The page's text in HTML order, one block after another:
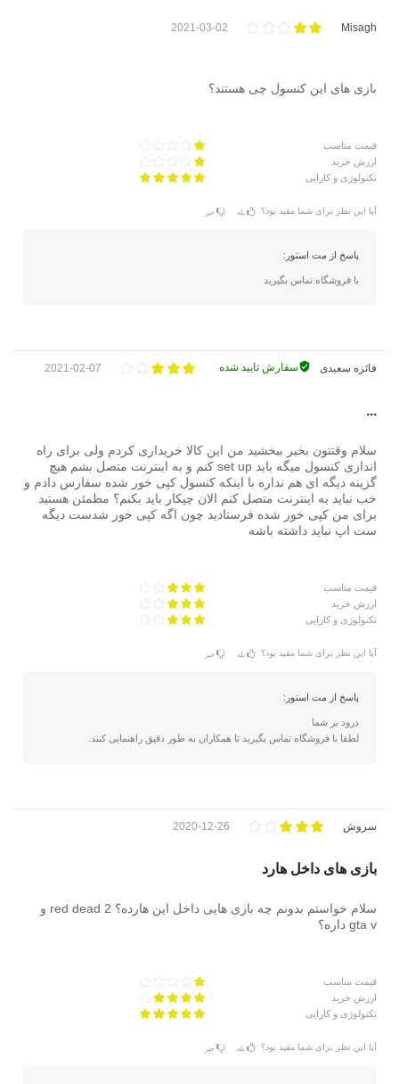
Misagh
2021-03-02
بازی های این کنسول چی هستند؟
قیمت مناسب
ارزش خرید
تکنولوژی و کارایی
آیا این نظر برای شما مفید بود؟ بله خیر
پاسخ از مت استور:
با فروشگاه تماس بگیرید
فائزه سعیدی سفارش تایید شده 2021-02-07
...
سلام وقتتون بخیر ببخشید من این کالا خریداری کردم ولی برای راه
اندازی کنسول میگه باید set up کنم و به اینترنت متصل بشم هیچ
گزینه دیگه ای هم نداره با اینکه کنسول کپی خور شده سفارس دادم و
خب نباید به اینترنت متصل کنم الان چیکار باید بکنم؟ مطمئن هستید
برای من کپی خور شده فرستادید چون اگه کپی خور شدست دیگه
ست اپ نباید داشته باشه
قیمت مناسب
ارزش خرید
تکنولوژی و کارایی
آیا این نظر برای شما مفید بود؟ بله خیر
پاسخ از مت استور:
درود بر شما
لطفا با فروشگاه تماس بگیرید تا همکاران به طور دقیق راهنمایی کنند.
سروش 2020-12-26
بازی های داخل هارد
سلام خواستم بدونم چه بازی هایی داخل این هارده؟ red dead 2 و
gta v داره؟
قیمت مناسب
ارزش خرید
تکنولوژی و کارایی
آیا این نظر برای شما مفید بود؟ بله خیر